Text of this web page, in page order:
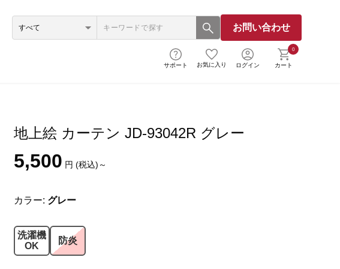
お問い合わせ
サポート お気に入り ログイン
0
カート
地上絵 カーテン JD-93042R グレー
5,500 円 (税込)～
カラー: グレー
洗濯機
OK
防炎